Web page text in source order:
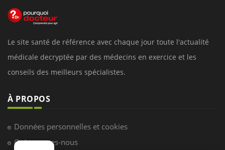
Le site santé de référence avec chaque jour toute l'actualité
médicale decryptée par des médecins en exercice et les
conseils des meilleurs spécialistes.
À PROPOS
Données personnelles et cookies
Qui sommes-nous